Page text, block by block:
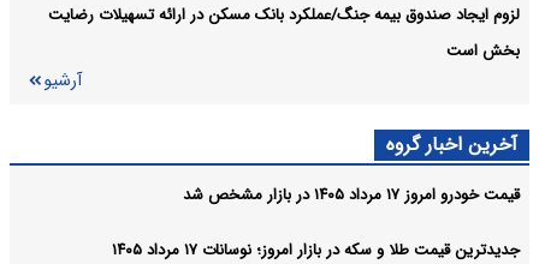
لزوم ایجاد صندوق بیمه جنگ/عملکرد بانک مسکن در ارائه تسهیلات رضایت
بخش است
آرشیو
آخرین اخبار گروه
قیمت خودرو امروز ۱۷ مرداد ۱۴۰۵ در بازار مشخص شد
جدیدترین قیمت طلا و سکه در بازار امروز؛ نوسانات ۱۷ مرداد ۱۴۰۵